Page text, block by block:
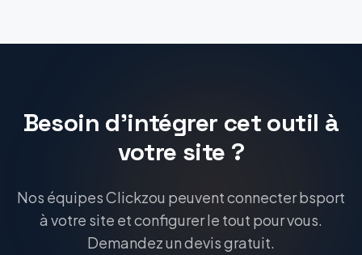
Besoin d'intégrer cet outil à
votre site ?
Nos équipes Clickzou peuvent connecter bsport
à votre site et configurer le tout pour vous.
Demandez un devis gratuit.